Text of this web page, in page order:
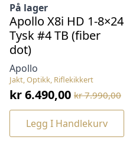
Jakt, Optikk, Riflekikkert
Apollo
På lager
Apollo X8i HD 1-8×24
Tysk #4 TB (fiber
dot)
kr7.990,00
Opprinnelig
pris
var:
kr6.490,00
Nåværende
pris
Legg I Handlekurv